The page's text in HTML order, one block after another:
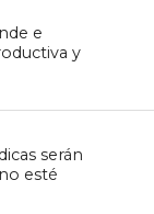
e
y
serán
esté